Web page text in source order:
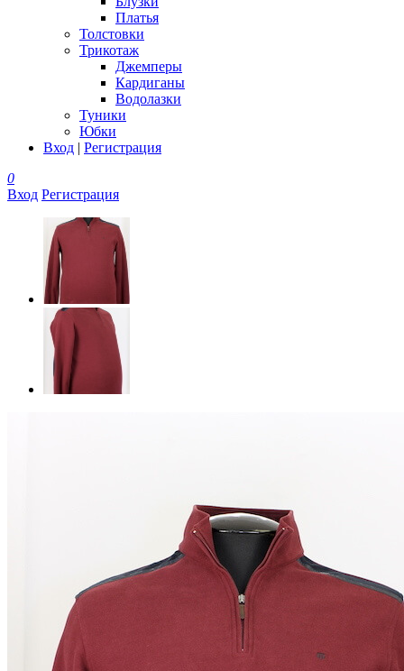
Платья
Толстовки
Трикотаж
Джемперы
Кардиганы
Водолазки
Туники
Юбки
Вход | Регистрация
0
Вход Регистрация